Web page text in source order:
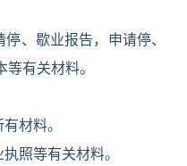
、歇业报告，申请停、
有关材料。
材料。
照等有关材料。